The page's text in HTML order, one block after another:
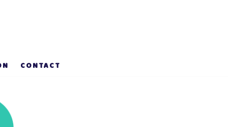
CONTACT